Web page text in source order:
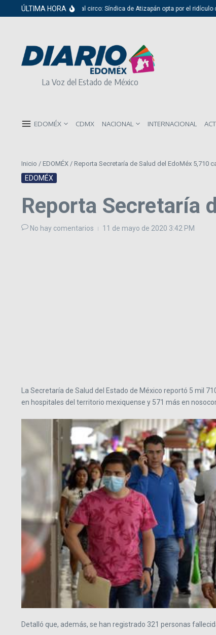
Saltar al contenido
ÚLTIMA HORA
Del cabildo al circo: Síndica de Atizapán opta por el ridículo
La Voz del Estado de México
EDOMÉX CDMX NACIONAL INTERNACIONAL
Inicio / EDOMÉX / Reporta Secretaría de Salud del EdoMéx 5,710
EDOMÉX
Reporta Secretaría
No hay comentarios 11 de mayo de 2020 3:42 PM
La Secretaría de Salud del Estado de México reportó 5 mil
en hospitales del territorio mexiquense y 571 más en
Detalló que, además, se han registrado 321 personas